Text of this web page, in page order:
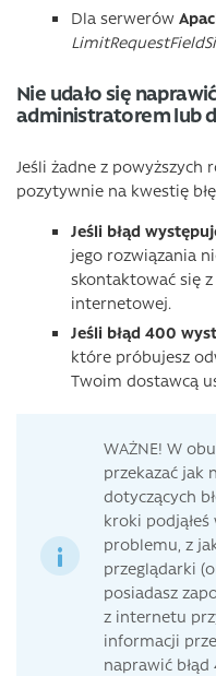
Dla serwerów
Nie udało się
administratorem lub
Jeśli żadne z powyższych
pozytywnie na kwestię
Jeśli błąd
jego rozwiązania
skontaktować się
internetowej.
Jeśli błąd 400
które próbujesz
Twoim dostawcą
WAŻNE! W
przekazać jak
dotyczących
kroki
problemu, z
przeglądarki
posiadasz
z internetu
informacji
naprawić błąd